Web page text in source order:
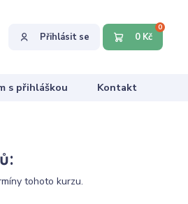
Přihlásit se 0 Kč
0
s přihláškou Kontakt
tohoto kurzu.